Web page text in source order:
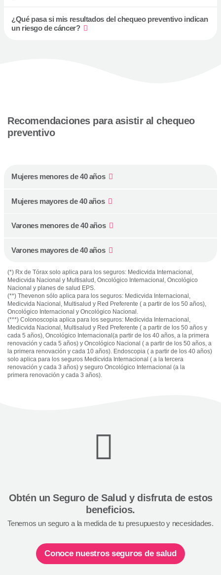
¿Qué pasa si mis resultados del chequeo preventivo indican
un riesgo de cáncer?
Recomendaciones para asistir al chequeo
preventivo
Mujeres menores de 40 años
Mujeres mayores de 40 años
Varones menores de 40 años
Varones mayores de 40 años
(*) Rx de Tórax solo aplica para los seguros: Medicvida Internacional,
Medicvida Nacional y Multisalud, Oncológico Internacional, Oncológico
Nacional y planes de salud EPS.
(**) Thevenon sólo aplica para los seguros: Medicvida Internacional,
Medicvida Nacional, Multisalud y Red Preferente ( a partir de los 50 años),
Oncológico Internacional y Oncológico Nacional.
(***) Colonoscopia aplica para los seguros: Medicvida Internacional,
Medicvida Nacional, Multisalud y Red Preferente ( a partir de los 50 años y
cada 5 años), Oncológico Internacional(a partir de los 40 años, a la primera
renovación y cada 5 años) y Oncológico Nacional ( a partir de los 50 años, a
la primera renovación y cada 10 años). Endoscopia ( a partir de los 40 años)
solo aplica para los seguros Medicvida Internacional ( a la tercera
renovación y cada 3 años) y seguro Oncológico Internacional (a la
primera renovación y cada 3 años).
Obtén un Seguro de Salud y disfruta de estos
beneficios.
Tenemos un seguro a la medida de tu presupuesto y necesidades.
Conoce nuestros seguros de salud